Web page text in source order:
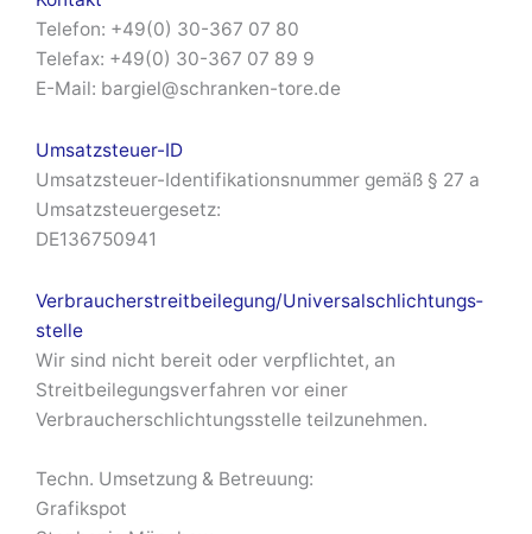
Telefon: +49(0) 30-367 07 80
Telefax: +49(0) 30-367 07 89 9
E-Mail: bargiel@schranken-tore.de
Umsatzsteuer-ID
Umsatzsteuer-Identifikationsnummer gemäß § 27 a
Umsatzsteuergesetz:
DE136750941
Verbraucher­streit­beilegung/Universal­schlichtungs­
stelle
Wir sind nicht bereit oder verpflichtet, an
Streitbeilegungsverfahren vor einer
Verbraucherschlichtungsstelle teilzunehmen.
Techn. Umsetzung & Betreuung:
Grafikspot